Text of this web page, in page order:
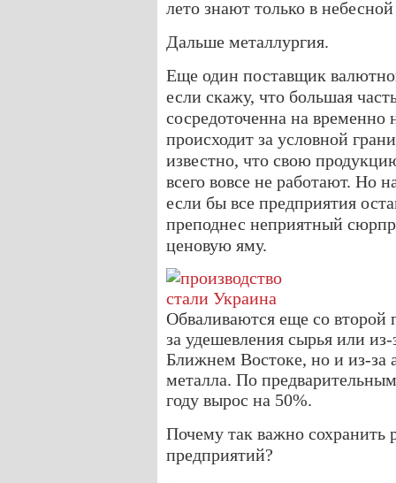
лето знают только в
Дальше металлургия.
Еще один поставщик
если скажу, что большая
сосредоточенна на
происходит за условной
известно, что свою
всего вовсе не работают.
если бы все предприятия
преподнес неприятный
ценовую яму.
Обваливаются еще со второй
за удешевления сырья или
Ближнем Востоке, но и из-за
металла. По
году вырос на 50%.
Почему так важно сохранить
предприятий?